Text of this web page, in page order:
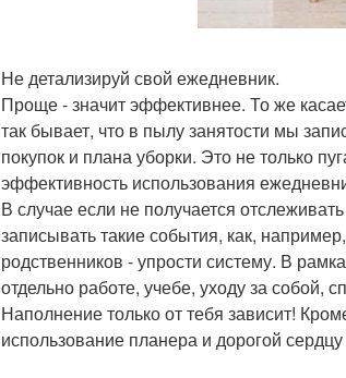
Не детализируй свой ежедневник.
Проще - значит эффективнее. То же
так бывает, что в пылу занятости мы
покупок и плана уборки. Это не только
эффективность использования
В случае если не получается
записывать такие события, как,
родственников - упрости систему. В
отдельно работе, учебе, уходу за собой,
Наполнение только от тебя зависит!
использование планера и дорогой